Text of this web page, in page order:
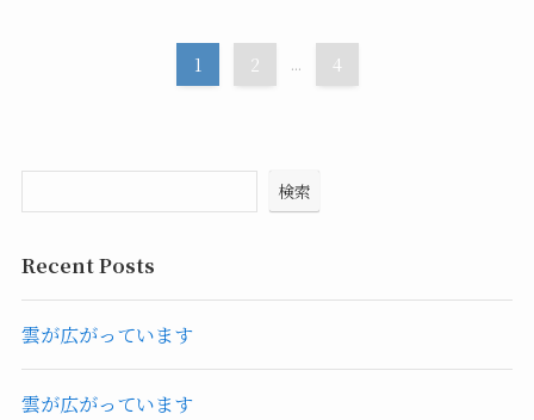
1 2 ... 4
検索
Recent Posts
雲が広がっています
雲が広がっています